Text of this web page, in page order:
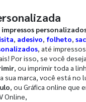
impressos
, adesivo, folheto,
, até
Por isso, se você
, ou imprimir toda a
sua marca, você está no
, ou Gráfica online que
Online,